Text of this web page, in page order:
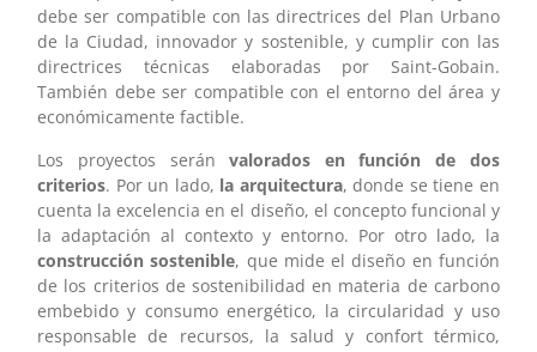
debe ser compatible con las directrices del Plan Urbano
de la Ciudad, innovador y sostenible, y cumplir con las
directrices técnicas elaboradas por Saint-Gobain.
También debe ser compatible con el entorno del área y
económicamente factible.
Los proyectos seránvalorados en función de dos
criterios. Por un lado, la arquitectura, donde se tiene en
cuenta la excelencia en el diseño, el concepto funcional y
la adaptación al contexto y entorno. Por otro lado, la
construcción sostenible, que mide el diseño en función
de los criterios de sostenibilidad en materia de carbono
embebido y consumo energético, la circularidad y uso
responsable de recursos, la salud y confort térmico,